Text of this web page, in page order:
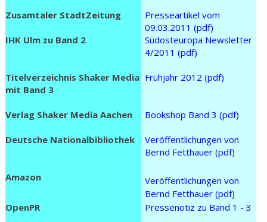
Zusamtaler StadtZeitung
Presseartikel vom
09.03.2011 (pdf)
IHK Ulm zu Band 2
Südosteuropa Newsletter
4/2011 (pdf)
Titelverzeichnis Shaker Media
mit Band 3
Frühjahr 2012 (pdf)
Verlag Shaker Media Aachen Bookshop Band 3 (pdf)
Deutsche Nationalbibliothek
Veröffentlichungen von
Bernd Fetthauer (pdf)
Amazon
Veröffentlichungen von
Bernd Fetthauer (pdf)
OpenPR
Pressenotiz zu Band 1 - 3